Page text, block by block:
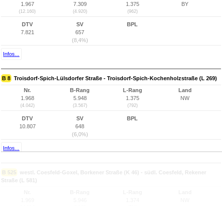
1.967
(12.160)
7.309
(4.920)
1.375
(962)
BY
DTV
7.821
SV
657
(8,4%)
BPL
Infos...
B 8 Troisdorf-Spich-Lülsdorfer Straße - Troisdorf-Spich-Kochenholzstraße (L 269)
Nr.
1.968
(4.042)
B-Rang
5.948
(3.567)
L-Rang
1.375
(792)
Land
NW
DTV
10.807
SV
648
(6,0%)
BPL
Infos...
B 525
westl. Coesfeld-Goxel, Borkener Straße (K 46) - südl. Coesfeld, Rekener
Straße (L 581)